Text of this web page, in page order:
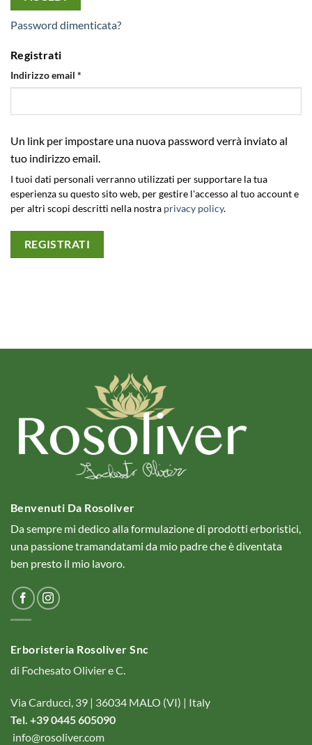
Password dimenticata?
Registrati
Indirizzo email *
Un link per impostare una nuova password verrà inviato al
tuo indirizzo email.
I tuoi dati personali verranno utilizzati per supportare la tua
esperienza su questo sito web, per gestire l'accesso al tuo account e
per altri scopi descritti nella nostra privacy policy.
REGISTRATI
Benvenuti Da Rosoliver
Da sempre mi dedico alla formulazione di prodotti erboristici,
una passione tramandatami da mio padre che è diventata
ben presto il mio lavoro.
Erboristeria Rosoliver Snc
di Fochesato Olivier e C.
Via Carducci, 39 | 36034 MALO (VI) | Italy
Tel. +39 0445 605090
info@rosoliver.com